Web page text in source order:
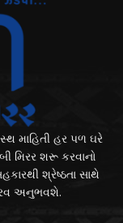
માહિતી હર પળ ઘરે
મિરર શરૂ કરવાનો
શ્રેષ્ઠતા સાથે
અનુભવશે.